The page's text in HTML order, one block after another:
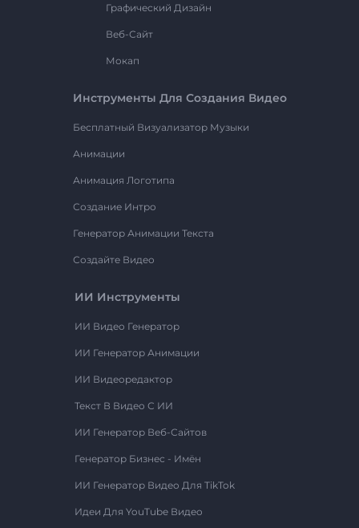
Графический Дизайн
Веб-Сайт
Мокап
Инструменты Для Создания Видео
Бесплатный Визуализатор Музыки
Анимации
Анимация Логотипа
Создание Интро
Генератор Анимации Текста
Создайте Видео
ИИ Инструменты
ИИ Видео Генератор
ИИ Генератор Анимации
ИИ Видеоредактор
Текст В Видео С ИИ
ИИ Генератор Веб-Сайтов
Генератор Бизнес - Имён
ИИ Генератор Видео Для TikTok
Идеи Для YouTube Видео